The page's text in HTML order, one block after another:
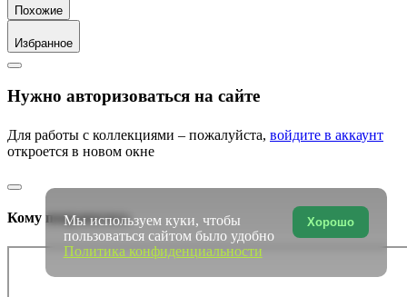
Похожие
Избранное
Нужно авторизоваться на сайте
Для работы с коллекциями – пожалуйста, войдите в аккаунт
откроется в новом окне
Кому понравилось Хорошо
Мы используем куки, чтобы
пользоваться сайтом было удобно
Политика конфиденциальности